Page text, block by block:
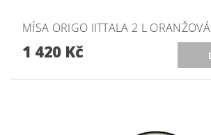
MÍSA ORIGO IITTALA 2 L ORANŽOVÁ
1 420 Kč